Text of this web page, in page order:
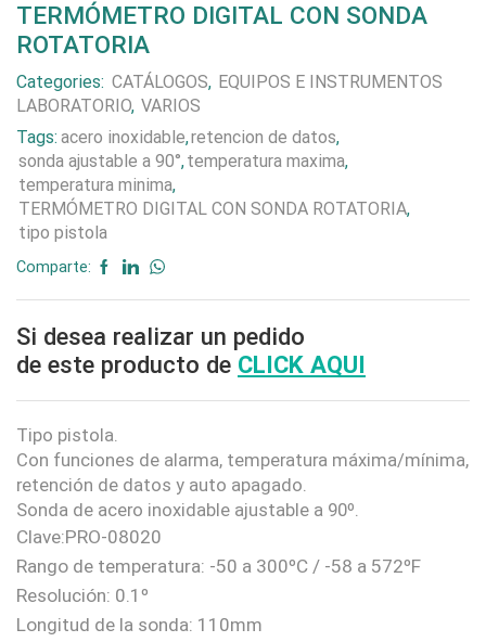
TERMÓMETRO DIGITAL CON SONDA
ROTATORIA
Categories: CATÁLOGOS, EQUIPOS E INSTRUMENTOS
LABORATORIO, VARIOS
Tags: acero inoxidable,retencion de datos,
sonda ajustable a 90°,temperatura maxima,
temperatura minima,
TERMÓMETRO DIGITAL CON SONDA ROTATORIA,
tipo pistola
Comparte:
Si desea realizar un pedido
de este producto de CLICK AQUI
Tipo pistola.
Con funciones de alarma, temperatura máxima/mínima,
retención de datos y auto apagado.
Sonda de acero inoxidable ajustable a 90º.
Clave:PRO-08020
Rango de temperatura: -50 a 300ºC / -58 a 572ºF
Resolución: 0.1º
Longitud de la sonda: 110mm